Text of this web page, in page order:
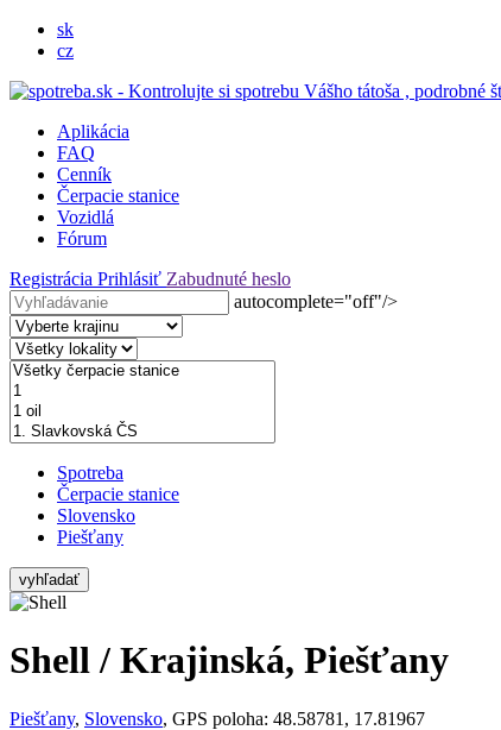
sk
cz
Aplikácia
FAQ
Cenník
Čerpacie stanice
Vozidlá
Fórum
Registrácia Prihlásiť Zabudnuté heslo
autocomplete="off"/>
Spotreba
Čerpacie stanice
Slovensko
Piešťany
vyhľadať
Shell / Krajinská, Piešťany
Piešťany, Slovensko, GPS poloha: 48.58781, 17.81967